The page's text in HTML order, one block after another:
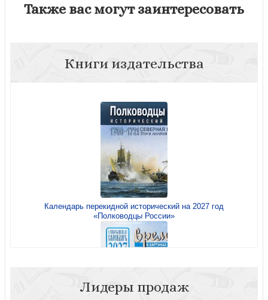
Также вас могут заинтересовать
Книги издательства
Календарь перекидной исторический на 2027 год
«Полководцы России»
Лидеры продаж